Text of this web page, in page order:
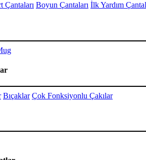
Çantaları Boyun Çantaları İlk Yardım
Bıçaklar Çok Fonksiyonlu Çakılar